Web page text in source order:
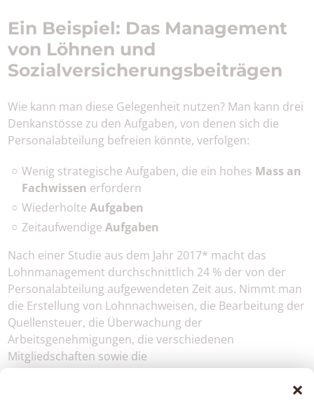
×
Ein Beispiel: Das Management
von Löhnen und
Sozialversicherungsbeiträgen
Wie kann man diese Gelegenheit nutzen? Man kann drei
Denkanstösse zu den Aufgaben, von denen sich die
Personalabteilung befreien könnte, verfolgen:
Wenig strategische Aufgaben, die ein hohes Mass an
Fachwissen erfordern
WiederholteAufgaben
ZeitaufwendigeAufgaben
Nach einer Studie aus dem Jahr 2017* macht das
Lohnmanagement durchschnittlich 24 % der von der
Personalabteilung aufgewendeten Zeit aus. Nimmt man
die Erstellung von Lohnnachweisen, die Bearbeitung der
Quellensteuer, die Überwachung der
Arbeitsgenehmigungen, die verschiedenen
Mitgliedschaften sowie die
Sozialversicherungsabrechnungen dazu, kann man sich